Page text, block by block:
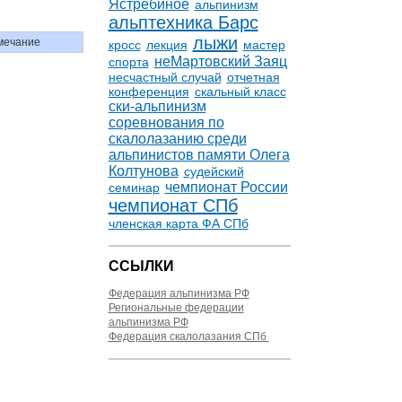
Ястребиное альпинизм
альптехника Барс
кросс лекция лыжи мастер
спорта неМартовский Заяц
несчастный случай отчетная
конференция скальный класс
ски-альпинизм
соревнования по
скалолазанию среди
альпинистов памяти Олега
Колтунова судейский
семинар чемпионат России
чемпионат СПб
членская карта ФА СПб
ССЫЛКИ
Федерация альпинизма РФ
Региональные федерации
альпинизма РФ
Федерация скалолазания СПб